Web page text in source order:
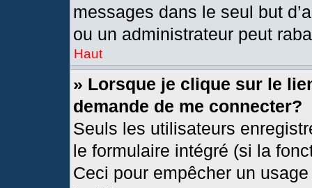
messages dans le seul but
ou un administrateur peut
Haut
» Lorsque je clique sur le
demande de me connecter?
Seuls les utilisateurs
le formulaire intégré (si la
Ceci pour empêcher un